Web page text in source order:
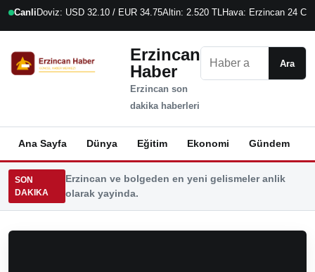
Canli Doviz: USD 32.10 / EUR 34.75Altin: 2.520 TLHava: Erzincan 24 C
Erzincan
Haber
Erzincan son
dakika haberleri
Ara
Ana Sayfa Dünya Eğitim Ekonomi Gündem
SON
DAKIKA
Erzincan ve bolgeden en yeni gelismeler anlik
olarak yayinda.